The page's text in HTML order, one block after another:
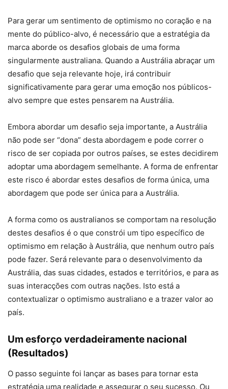
Para gerar um sentimento de optimismo no coração e na
mente do público-alvo, é necessário que a estratégia da
marca aborde os desafios globais de uma forma
singularmente australiana. Quando a Austrália abraçar um
desafio que seja relevante hoje, irá contribuir
significativamente para gerar uma emoção nos públicos-
alvo sempre que estes pensarem na Austrália.
Embora abordar um desafio seja importante, a Austrália
não pode ser “dona” desta abordagem e pode correr o
risco de ser copiada por outros países, se estes decidirem
adoptar uma abordagem semelhante. A forma de enfrentar
este risco é abordar estes desafios de forma única, uma
abordagem que pode ser única para a Austrália.
A forma como os australianos se comportam na resolução
destes desafios é o que constrói um tipo específico de
optimismo em relação à Austrália, que nenhum outro país
pode fazer. Será relevante para o desenvolvimento da
Austrália, das suas cidades, estados e territórios, e para as
suas interacções com outras nações. Isto está a
contextualizar o optimismo australiano e a trazer valor ao
país.
Um esforço verdadeiramente nacional
(Resultados)
O passo seguinte foi lançar as bases para tornar esta
estratégia uma realidade e assegurar o seu sucesso. Ou